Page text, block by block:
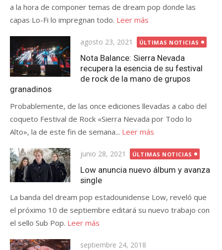
a la hora de componer temas de dream pop donde las
capas Lo-Fi lo impregnan todo. Leer más
Publicada
el
agosto 23, 2021 ÚLTIMAS NOTICIAS
Nota Balance: Sierra Nevada
recupera la esencia de su festival
de rock de la mano de grupos
granadinos
Probablemente, de las once ediciones llevadas a cabo del
coqueto Festival de Rock «Sierra Nevada por Todo lo
Alto», la de este fin de semana... Leer más
Publicada
el
junio 28, 2021 ÚLTIMAS NOTICIAS
Low anuncia nuevo álbum y avanza
single
La banda del dream pop estadounidense Low, reveló que
el próximo 10 de septiembre editará su nuevo trabajo con
el sello Sub Pop. Leer más
Publicada
septiembre 24, 2018